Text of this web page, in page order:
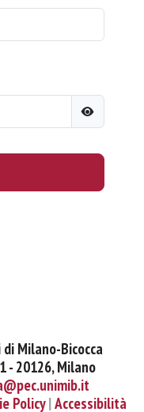
Milano-Bicocca
- 20126, Milano
Policy Accessibilità